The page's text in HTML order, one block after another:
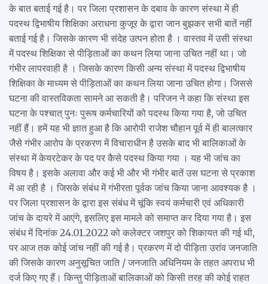
के बात बताई गई है। पर जिला प्रशासन के दबाव के कारण संस्था में ही
पदस्थ द्विभाषीय शिक्षिका अराधना कुजूर के द्वारा जान बुझकर सभी बातें नहीं
बताई गई है। जिसके कारण भी संदेह उत्पन होता है । वास्तव में उसी संस्था
में पदस्थ शिक्षिका से पीड़िताओं का कथन लिया जाना उचित नहीं था। जो
गंभीर लापरवाही है । जिसके कारण किसी अन्य संस्था में पदस्थ द्विभाषीय
शिक्षिका के माध्यम से पीड़िताओं का कथन लिया जाना उचित होगा। जिससे
घटना की वास्तविकता सामने आ सकती है। परिजन ने कहा कि संस्था इस
घटना के पश्चात् पुनः पुरूष कर्मचारियों को पदस्थ किया गया है, जो उचित
नहीं हैं। हमें यह भी ज्ञात हुआ है कि आरोपी राजेश चौहान पूर्व में ही बालत्कार
जैसे गंभीर आरोप के प्रकरण में विचाराधीन है उसके बाद भी बालिकाओं के
संस्था में केयरटेकर के पद पर कैसे पदस्थ किया गया । यह भी जांच का
विषय है। इसके अलावा और कई भी और भी गंभीर बातें उस घटना से प्रकाश
में आ रही है । जिसके संबंध में गंभीरता पूर्वक जांच किया जाना आवश्यक है ।
पर जिला प्रशासन के द्वारा इस संबंध में चूंकि स्वयं कर्मचारी एवं अधिकारी
जांच के दायरे में आएंगे, इसलिए इस मामले को समाप्त कर दिया गया है। इस
संबंध में दिनांक 24.01.2022 को कलेक्टर जशपुर को शिकायत की गई थी,
पर आज तक कोई जांच नहीं की गई है। प्रकरण में दो पीड़िता उरांव जनजाति
की जिसके कारण अनुसूचित जाति / जनजाति अधिनियम के तहत अपराध भी
दर्ज किए गए हैं। किन्तु पीड़िताओं बालिकाओं को किसी तरह की कोई राहत